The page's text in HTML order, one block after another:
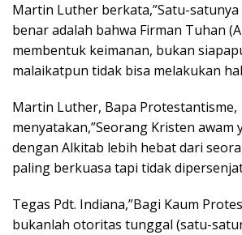
Martin Luther berkata,”Satu-
benar adalah bahwa Firman Tuhan
membentuk keimanan, bukan
malaikatpun tidak bisa melakukan hal
Martin Luther, Bapa Protestantisme,
menyatakan,”Seorang Kristen awam
dengan Alkitab lebih hebat dari
paling berkuasa tapi tidak
Tegas Pdt. Indiana,”Bagi Kaum
bukanlah otoritas tunggal (satu-